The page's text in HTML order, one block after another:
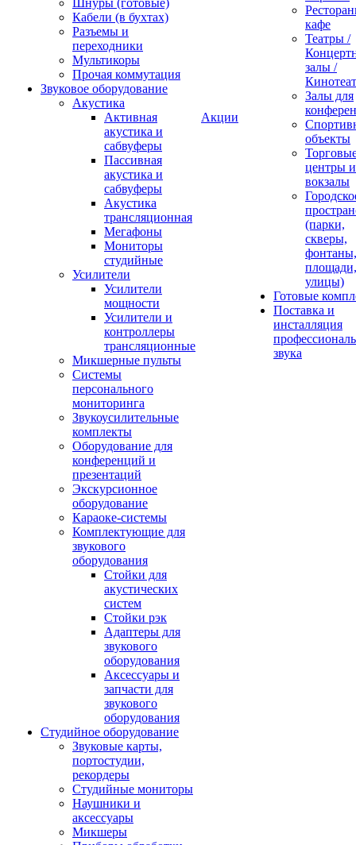
Шнуры (готовые)
Кабели (в бухтах)
Разъемы и
переходники
Мультикоры
Прочая коммутация
Звуковое оборудование
Акустика
Активная
акустика и
сабвуферы
Пассивная
акустика и
сабвуферы
Акустика
трансляционная
Мегафоны
Мониторы
студийные
Усилители
Усилители
мощности
Усилители и
контроллеры
трансляционные
Микшерные пульты
Системы
персонального
мониторинга
Звукоусилительные
комплекты
Оборудование для
конференций и
презентаций
Экскурсионное
оборудование
Караоке-системы
Комплектующие для
звукового
оборудования
Стойки для
акустических
систем
Стойки рэк
Адаптеры для
звукового
оборудования
Аксессуары и
запчасти для
звукового
оборудования
Студийное оборудование
Звуковые карты,
портостудии,
рекордеры
Студийные мониторы
Наушники и
аксессуары
Микшеры
Акции
кафе
Театры /
залы /
Залы для
объекты
центры и
вокзалы
(парки,
скверы,
фонтаны,
площади,
улицы)
Готовые
Поставка и
инсталляция
звука